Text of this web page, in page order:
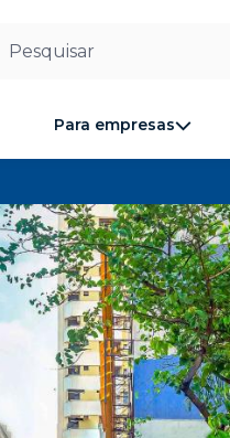
Pesquisar
Para empresas